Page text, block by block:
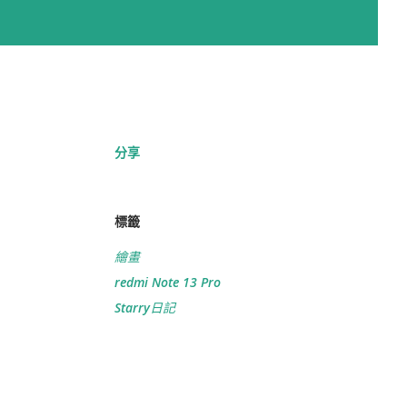
分享
標籤
繪畫
redmi Note 13 Pro
Starry日記